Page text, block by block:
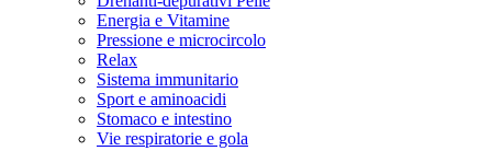
Energia e Vitamine
Pressione e microcircolo
Relax
Sistema immunitario
Sport e aminoacidi
Stomaco e intestino
Vie respiratorie e gola